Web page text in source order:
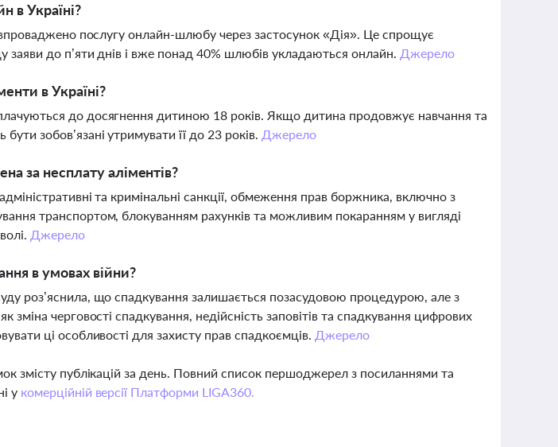
в Україні?
впроваджено послугу онлайн-шлюбу через застосунок «Дія». Це спрощує
заяви до п’яти днів і вже понад 40% шлюбів укладаються онлайн. Джерело
в Україні?
до досягнення дитиною 18 років. Якщо дитина продовжує навчання та
зобов’язані утримувати її до 23 років. Джерело
за несплату аліментів?
та кримінальні санкції, обмеження прав боржника, включно з
транспортом, блокуванням рахунків та можливим покаранням у вигляді
Джерело
в умовах війни?
роз’яснила, що спадкування залишається позасудовою процедурою, але з
зміна черговості спадкування, недійсність заповітів та спадкування цифрових
ці особливості для захисту прав спадкоємців. Джерело
змісту публікацій за день. Повний список першоджерел з посиланнями та
у комерційній версії Платформи LIGA360.